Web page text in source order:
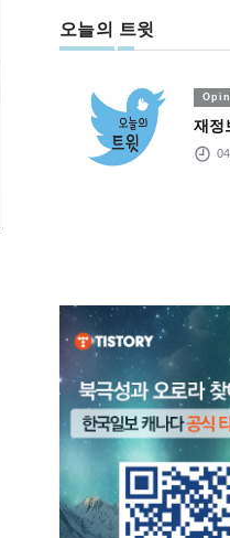
오늘의 트윗
재정